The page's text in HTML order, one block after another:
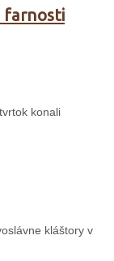
farnosti
konali
kláštory v